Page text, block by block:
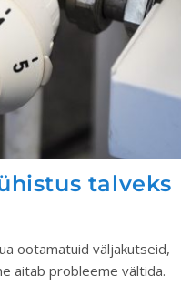
talveks
ootamatuid väljakutseid,
aitab probleeme vältida.